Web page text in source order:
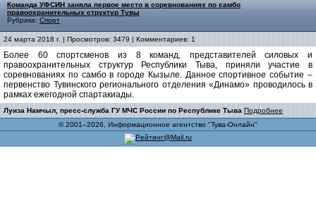
Команда УФСИН заняла первое место в соревнованиях по самбо
правоохранительных структур Тувы
Рубрика: Спорт
24 марта 2018 г. | Просмотров: 3479 | Комментариев: 1
Более 60 спортсменов из 8 команд, представителей силовых и
правоохранительных структур Республики Тыва, приняли участие в
соревнованиях по самбо в городе Кызыле. Данное спортивное событие –
первенство Тувинского регионального отделения «Динамо» проводилось в
рамках ежегодной спартакиады.
Луиза Намчыл, пресс-служба ГУ МЧС России по Республике Тыва Подробнее
© 2001–2026, Информационное агентство "Тува-Онлайн"